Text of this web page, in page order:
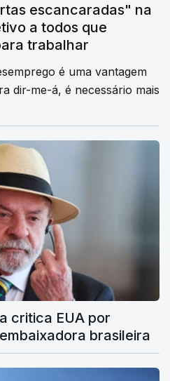
escancaradas" na
a todos que
trabalhar
é uma vantagem
dir-me-á, é necessário mais
critica EUA por
brasileira